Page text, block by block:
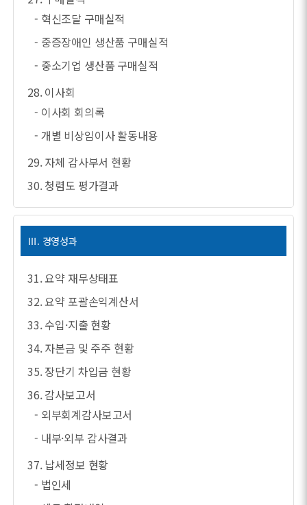
- 혁신조달 구매실적
- 중증장애인 생산품 구매실적
- 중소기업 생산품 구매실적
28. 이사회
- 이사회 회의록
- 개별 비상임이사 활동내용
29. 자체 감사부서 현황
30. 청렴도 평가결과
Ⅲ. 경영성과
31. 요약 재무상태표
32. 요약 포괄손익계산서
33. 수입·지출 현황
34. 자본금 및 주주 현황
35. 장단기 차입금 현황
36. 감사보고서
- 외부회계감사보고서
- 내부·외부 감사결과
37. 납세정보 현황
- 법인세